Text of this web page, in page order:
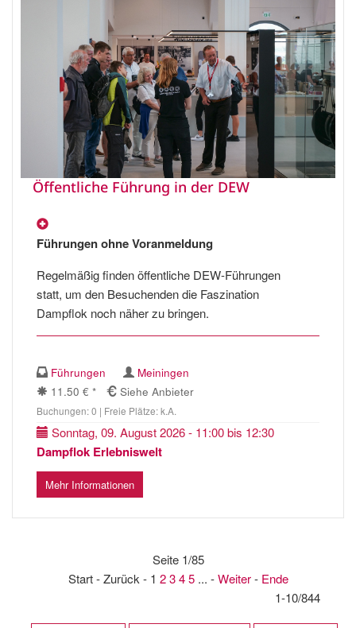
Öffentliche Führung in der DEW
Führungen ohne Voranmeldung
Regelmäßig finden öffentliche DEW-Führungen
statt, um den Besuchenden die Faszination
Dampflok noch näher zu bringen.
Führungen
Meiningen
11.50 € *
Siehe Anbieter
Buchungen: 0 | Freie Plätze: k.A.
Sonntag, 09. August 2026 - 11:00 bis 12:30
Dampflok Erlebniswelt
Mehr Informationen
Seite 1/85
Start - Zurück - 1 2 3 4 5... -Weiter- Ende
1-10/844